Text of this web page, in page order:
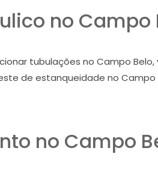
no Campo
tubulações no Campo
de estanqueidade no Campo
no Campo